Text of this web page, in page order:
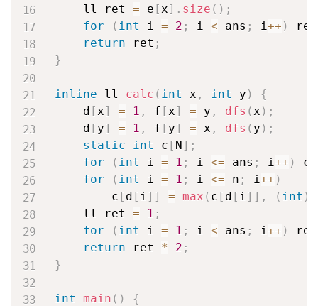
    ll ret
= e [x] . size ( ) ;
for
( int i = 2 ; i < ans ; i++ )
return ret ;
}
inline ll calc ( int x , int y )
{
    d
[x] = 1 , f [x] = y , dfs (x ) ;
    d
[ y] = 1 , f [ y] = x , dfs ( y ) ;
static
int c [ N] ;
for
( int i = 1 ; i <= ans ; i++ ) c
for
( int i = 1 ; i <= n ; i++ )
        c
[ d [ i] ] = max ( c [ d [ i] ] , ( int )
    ll ret
= 1 ;
for
( int i = 1 ; i < ans ; i++ )
return ret * 2 ;
}
int main ( )
{